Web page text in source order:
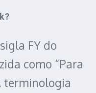
FY do
como “Para
terminologia